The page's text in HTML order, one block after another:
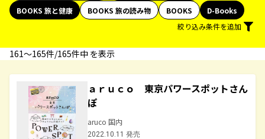
BOOKS 旅と健康
BOOKS 旅の読み物 BOOKS
D-Books
絞り込み条件を追加
161〜165件/165件中 を表示
ａｒｕｃｏ 東京パワースポットさん
ぽ
aruco 国内
2022.10.11 発売